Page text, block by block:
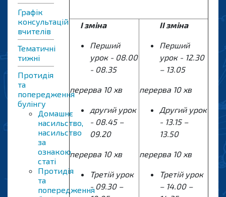
Графік
консультацій
вчителів
Тематичні
тижні
Протидія
та
попередження
булінгу
Домашнє
насильство,
насильство
за
ознакою
статі
Протидія
та
попередження
І зміна
Перший
урок - 08.00
- 08.35
перерва 10 хв
другий урок
- 08.45 –
09.20
перерва 10 хв
Третій урок
- 09.30 –
ІІ зміна
Перший
урок - 12.30
– 13.05
перерва 10 хв
Другий урок
- 13.15 –
13.50
перерва 10 хв
Третій урок
– 14.00 –